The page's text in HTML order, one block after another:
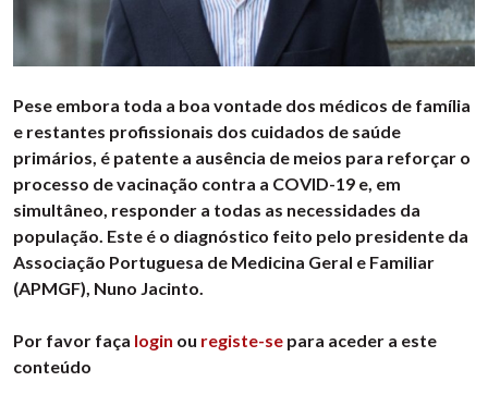
Pese embora toda a boa vontade dos médicos de família
e restantes profissionais dos cuidados de saúde
primários, é patente a ausência de meios para reforçar o
processo de vacinação contra a COVID-19 e, em
simultâneo, responder a todas as necessidades da
população. Este é o diagnóstico feito pelo presidente da
Associação Portuguesa de Medicina Geral e Familiar
(APMGF), Nuno Jacinto.
Por favor faça login ou registe-se para aceder a este
conteúdo